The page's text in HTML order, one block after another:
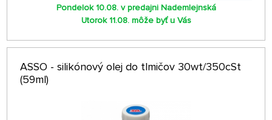
Pondelok 10.08. v predajni Nademlejnská
Utorok 11.08. môže byť u Vás
ASSO - silikónový olej do tlmičov 30wt/350cSt
(59ml)